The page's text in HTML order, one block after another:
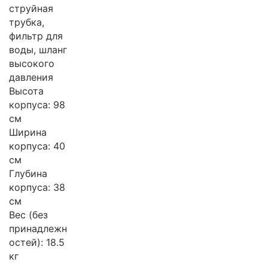
струйная
трубка,
фильтр для
воды, шланг
высокого
давления
Высота
корпуса: 98
см
Ширина
корпуса: 40
см
Глубина
корпуса: 38
см
Вес (без
принадлежн
остей): 18.5
кг